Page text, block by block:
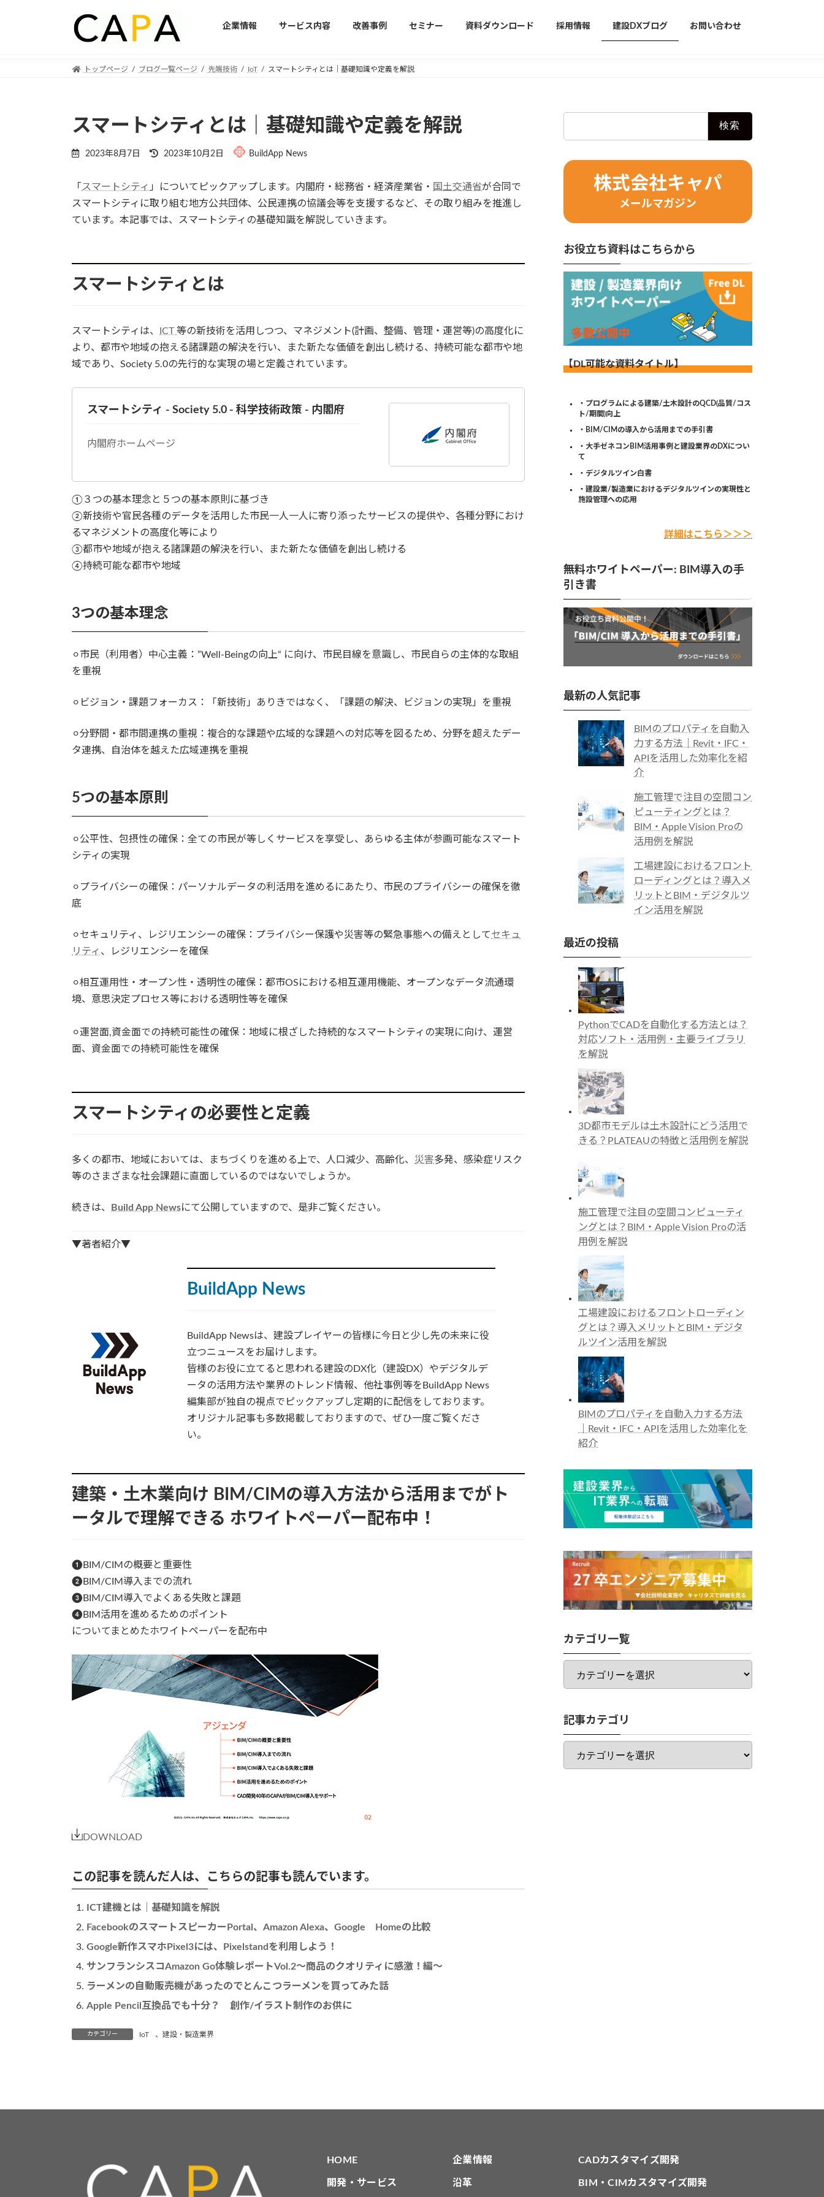
企業情報 サービス内容 改善事例 セミナー 資料ダウンロード 採用情報 建設DXブログ お問い合わせ
トップページ ブログ一覧ページ 先端技術 IoT スマートシティとは｜基礎知識や定義を解説
スマートシティとは｜基礎知識や定義を解説
2023年8月7日
Last
updated
2023年10月2日 BuildApp News
「 スマートシティ 」についてピックアップします。内閣府・総務省・経済産業省・ 国土交通省が合同で
スマートシティに取り組む地方公共団体、公民連携の協議会等を支援するなど、その取り組みを推進し
ています。本記事では、スマートシティの基礎知識を解説していきます。
スマートシティとは
スマートシティは、 ICT等の新技術を活用しつつ、マネジメント(計画、整備、管理・運営等)の高度化に
より、都市や地域の抱える諸課題の解決を行い、また新たな価値を創出し続ける、持続可能な都市や地
域であり、Society 5.0の先行的な実現の場と定義されています。
スマートシティ - Society 5.0 - 科学技術政策 - 内閣府
内閣府ホームページ
①３つの基本理念と５つの基本原則に基づき
②新技術や官民各種のデータを活用した市民一人一人に寄り添ったサービスの提供や、各種分野におけ
るマネジメントの高度化等により
③都市や地域が抱える諸課題の解決を行い、また新たな価値を創出し続ける
④持続可能な都市や地域
3つの基本理念
⚪︎市民（利用者）中心主義：”Well-Beingの向上“ に向け、市民目線を意識し、市民自らの主体的な取組
を重視
⚪︎ビジョン・課題フォーカス：「新技術」ありきではなく、「課題の解決、ビジョンの実現」を重視
⚪︎分野間・都市間連携の重視：複合的な課題や広域的な課題への対応等を図るため、分野を超えたデー
タ連携、自治体を越えた広域連携を重視
5つの基本原則
⚪︎公平性、包摂性の確保：全ての市民が等しくサービスを享受し、あらゆる主体が参画可能なスマート
シティの実現
⚪︎プライバシーの確保：パーソナルデータの利活用を進めるにあたり、市民のプライバシーの確保を徹
底
⚪︎セキュリティ、レジリエンシーの確保：プライバシー保護や災害等の緊急事態への備えとしてセキュ
リティ 、レジリエンシーを確保
⚪︎相互運用性・オープン性・透明性の確保：都市OSにおける相互運用機能、オープンなデータ流通環
境、意思決定プロセス等における透明性等を確保
⚪︎運営面,資金面での持続可能性の確保：地域に根ざした持続的なスマートシティの実現に向け、運営
面、資金面での持続可能性を確保
スマートシティの必要性と定義
多くの都市、地域においては、まちづくりを進める上で、人口減少、高齢化、 災害多発、感染症リスク
等のさまざまな社会課題に直面しているのではないでしょうか。
続きは、 Build App Newsにて公開していますので、是非ご覧ください。
▼著者紹介▼
BuildApp News
BuildApp Newsは、建設プレイヤーの皆様に今日と少し先の未来に役
立つニュースをお届けします。
皆様のお役に立てると思われる建設のDX化（建設DX）やデジタルデ
ータの活用方法や業界のトレンド情報、他社事例等をBuildApp News
編集部が独自の視点でピックアップし定期的に配信をしております。
オリジナル記事も多数掲載しておりますので、ぜひ一度ご覧くださ
い。
建築・土木業向け BIM/CIMの導入方法から活用までがト
ータルで理解できる ホワイトペーパー配布中！
❶BIM/CIMの概要と重要性
❷BIM/CIM導入までの流れ
❸BIM/CIM導入でよくある失敗と課題
❹BIM活用を進めるためのポイント
についてまとめたホワイトペーパーを配布中
DOWNLOAD
この記事を読んだ人は、こちらの記事も読んでいます。
ICT建機とは｜基礎知識を解説
FacebookのスマートスピーカーPortal、Amazon Alexa、Google Homeの比較
Google新作スマホPixel3には、Pixelstandを利用しよう！
サンフランシスコAmazon Go体験レポートVol.2〜商品のクオリティに感激！編〜
ラーメンの自動販売機があったのでとんこつラーメンを買ってみた話
Apple Pencil互換品でも十分？ 創作/イラスト制作のお供に
カテゴリー IoT 、 建設・製造業界
株式会社キャパ
メールマガジン
お役立ち資料はこちらから
【DL可能な資料タイトル】
・プログラムによる建築/土木設計のQCD(品質/コス
ト/期間)向上
・BIM/CIMの導入から活用までの手引書
・大手ゼネコンBIM活用事例と建設業界のDXについ
て
・デジタルツイン白書
・建設業/製造業におけるデジタルツインの実現性と
施設管理への応用
詳細はこちら＞＞＞
無料ホワイトペーパー: BIM導入の手
引き書
最新の人気記事
BIMのプロパティを自動入
力する方法｜Revit・IFC・
APIを活用した効率化を紹
介
施工管理で注目の空間コン
ピューティングとは？
BIM・Apple Vision Proの
活用例を解説
工場建設におけるフロント
ローディングとは？導入メ
リットとBIM・デジタルツ
イン活用を解説
最近の投稿
PythonでCADを自動化する方法とは？
対応ソフト・活用例・主要ライブラリ
を解説
3D都市モデルは土木設計にどう活用で
きる？PLATEAUの特徴と活用例を解説
施工管理で注目の空間コンピューティ
ングとは？BIM・Apple Vision Proの活
用例を解説
工場建設におけるフロントローディン
グとは？導入メリットとBIM・デジタ
ルツイン活用を解説
BIMのプロパティを自動入力する方法
｜Revit・IFC・APIを活用した効率化を
紹介
カテゴリ一覧
カ
ゴ
一
覧
記事カテゴリ
記
カ
HOME
開発・サービス
企業情報
沿革
CADカスタマイズ開発
BIM・CIMカスタマイズ開発